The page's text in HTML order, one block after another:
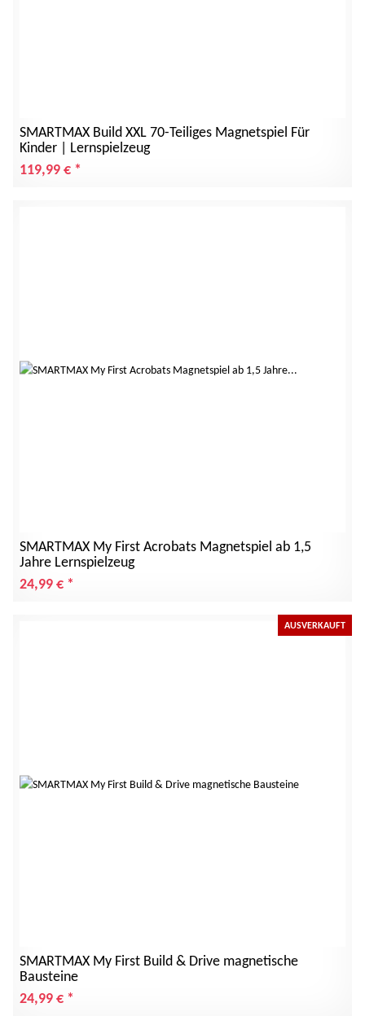
SMARTMAX Build XXL 70-Teiliges Magnetspiel Für
Kinder | Lernspielzeug
119,99 € *
SMARTMAX My First Acrobats Magnetspiel ab 1,5
Jahre Lernspielzeug
24,99 € *
AUSVERKAUFT
SMARTMAX My First Build & Drive magnetische
Bausteine
24,99 € *